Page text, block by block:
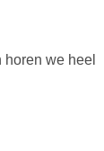
we heel